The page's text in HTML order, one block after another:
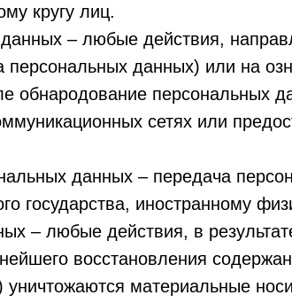
кругу лиц.
– любые действия,
персональных данных) или на
обнародование персональных
сетях или
данных – передача
государства, иностранному
– любые действия, в
восстановления
материальные